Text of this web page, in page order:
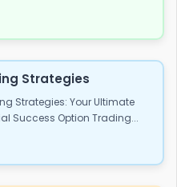
Strategies
Strategies: Your Ultimate
Success Option Trading...